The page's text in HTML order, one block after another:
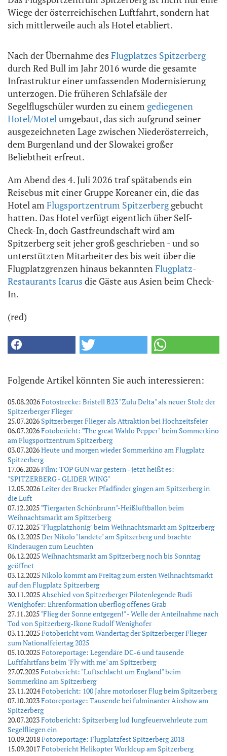
Wiege der österreichischen Luftfahrt, sondern hat
sich mittlerweile auch als Hotel etabliert.
Nach der Übernahme des Flugplatzes Spitzerberg
durch Red Bull im Jahr 2016 wurde die gesamte
Infrastruktur einer umfassenden Modernisierung
unterzogen. Die früheren Schlafsäle der
Segelflugschüler wurden zu einem gediegenen
Hotel/Motelumgebaut, das sich aufgrund seiner
ausgezeichneten Lage zwischen Niederösterreich,
dem Burgenland und der Slowakei großer
Beliebtheit erfreut.
Am Abend des 4. Juli 2026 traf spätabends ein
Reisebus mit einer Gruppe Koreaner ein, die das
Hotel am Flugsportzentrum Spitzerberggebucht
hatten. Das Hotel verfügt eigentlich über Self-
Check-In, doch Gastfreundschaft wird am
Spitzerberg seit jeher groß geschrieben - und so
unterstützten Mitarbeiter des bis weit über die
Flugplatzgrenzen hinaus bekanntenFlugplatz-
Restaurants Icarus die Gäste aus Asien beim Check-
In.
(red)
Folgende Artikel könnten Sie auch interessieren:
05.08.2026Fotostrecke: Bristell B23 "Zulu Delta" als neuer Stolz der
Spitzerberger Flieger
25.07.2026 Spitzerberger Flieger als Attraktion bei Hochzeitsfeier
06.07.2026Fotobericht: "The great Waldo Pepper" beim Sommerkino
am Flugsportzentrum Spitzerberg
03.07.2026Heute und morgen wieder Sommerkino am Flugplatz
Spitzerberg
17.06.2026Film: TOP GUN war gestern - jetzt heißt es:
"SPITZERBERG - GLIDER WING"
12.05.2026Leiter der Brucker Pfadfinder gingen am Spitzerberg in
die Luft
07.12.2025"Tiergarten Schönbrunn"-Heißluftballon beim
Weihnachtsmarkt am Spitzerberg
07.12.2025"Flugplatzhonig" beim Weihnachtsmarkt am Spitzerberg
06.12.2025Der Nikolo "landete" am Spitzerberg und brachte
Kinderaugen zum Leuchten
06.12.2025Weihnachtsmarkt am Spitzerberg noch bis Sonntag
geöffnet
03.12.2025Nikolo kommt am Freitag zum ersten Weihnachtsmarkt
auf den Flugplatz Spitzerberg
30.11.2025Abschied von Spitzerberger Pilotenlegende Rudi
Wenighofer: Ehrenformation überflog offenes Grab
27.11.2025"Flieg der Sonne entgegen!" - Welle der Anteilnahme nach
Tod von Spitzerberg-Ikone Rudolf Wenighofer
03.11.2025Fotobericht vom Wandertag der Spitzerberger Flieger
zum Nationalfeiertag 2025
05.10.2025Fotoreportage: Legendäre DC-6 und tausende
Luftfahrtfans beim "Fly with me" am Spitzerberg
27.07.2025Fotobericht: "Luftschlacht um England" beim
Sommerkino am Spitzerberg
23.11.2024Fotobericht: 100 Jahre motorloser Flug beim Spitzerberg
07.10.2023Fotoreportage: Tausende bei fulminanter Airshow am
Spitzerberg
20.07.2023Fotobericht: Spitzerberg lud Jungfeuerwehrleute zum
Segelfliegen ein
10.09.2018Fotoreportage: Flugplatzfest Spitzerberg 2018
15.09.2017Fotobericht Helikopter Worldcup am Spitzerberg